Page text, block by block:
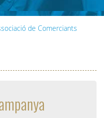
de Comerciants